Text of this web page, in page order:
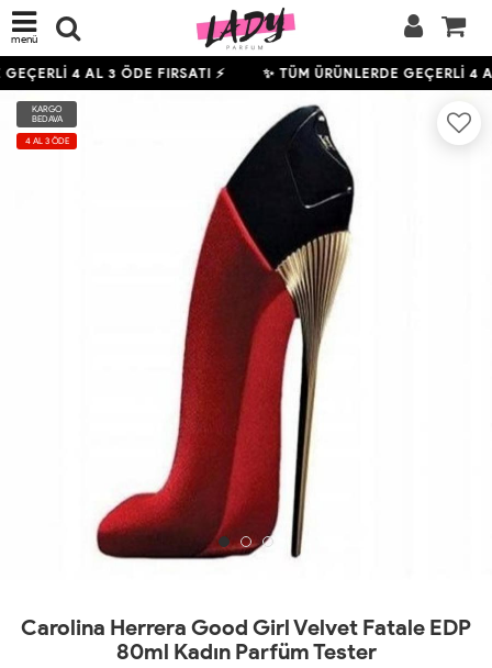
menü
GEÇERLİ4AL 3 ÖDE FIRSATI ⚡ ✨ TÜM ÜRÜNLERDE GEÇERLİ4
KARGO
BEDAVA
4 AL 3 ÖDE
Carolina Herrera Good Girl Velvet Fatale EDP
80ml Kadın Parfüm Tester